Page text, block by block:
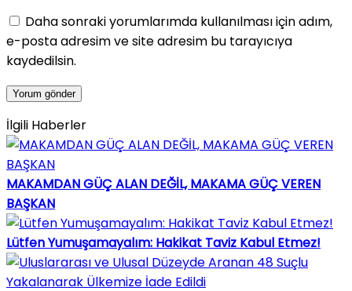
Daha sonraki yorumlarımda kullanılması için adım,
e-posta adresim ve site adresim bu tarayıcıya
kaydedilsin.
İlgili Haberler
MAKAMDAN GÜÇ ALAN DEĞİL, MAKAMA GÜÇ VEREN
BAŞKAN
Lütfen Yumuşamayalım: Hakikat Taviz Kabul Etmez!